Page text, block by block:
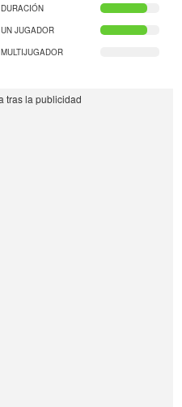
DURACIÓN
UN JUGADOR
MULTIJUGADOR